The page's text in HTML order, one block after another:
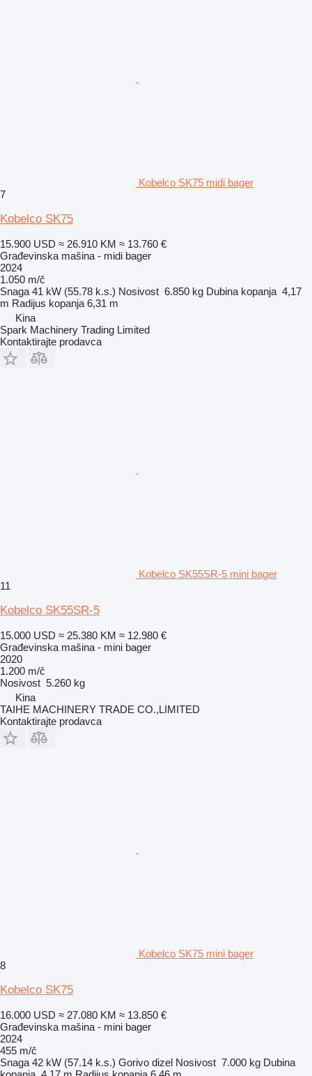
Kobelco SK75 midi bager
7
Kobelco SK75
15.900 USD ≈ 26.910 KM ≈ 13.760 €
Građevinska mašina - midi bager
2024
1.050 m/č
Snaga 41 kW (55.78 k.s.) Nosivost 6.850 kg Dubina kopanja 4,17
m Radijus kopanja 6,31 m
Kina
Spark Machinery Trading Limited
Kontaktirajte prodavca
Kobelco SK55SR-5 mini bager
11
Kobelco SK55SR-5
15.000 USD ≈ 25.380 KM ≈ 12.980 €
Građevinska mašina - mini bager
2020
1.200 m/č
Nosivost 5.260 kg
Kina
TAIHE MACHINERY TRADE CO.,LIMITED
Kontaktirajte prodavca
Kobelco SK75 mini bager
8
Kobelco SK75
16.000 USD ≈ 27.080 KM ≈ 13.850 €
Građevinska mašina - mini bager
2024
455 m/č
Snaga 42 kW (57.14 k.s.) Gorivo dizel Nosivost 7.000 kg Dubina